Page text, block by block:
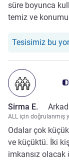
süre boyunca
temiz ve
otellerde bu
Tesisimiz bu
Avis
Sirma E.
ALL için doğrulanmış
Odalar çok
ve küçüktü. İki
imkansız olacak